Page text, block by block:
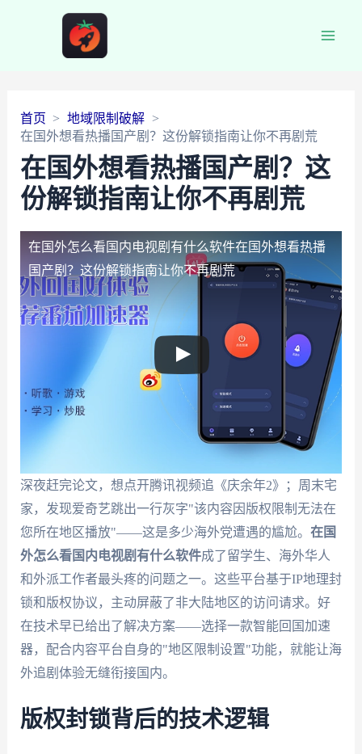
首页
地域限制破解
在国外想看热播国产剧？这份解锁指南让你不再剧荒
在国外想看热播国产剧？这
份解锁指南让你不再剧荒
在国外怎么看国内电视剧有什么软件在国外想看热播
国产剧？这份解锁指南让你不再剧荒
深夜赶完论文，想点开腾讯视频追《庆余年2》；周末宅
家，发现爱奇艺跳出一行灰字"该内容因版权限制无法在
您所在地区播放"——这是多少海外党遭遇的尴尬。 在国
外怎么看国内电视剧有什么软件成了留学生、海外华人
和外派工作者最头疼的问题之一。这些平台基于IP地理封
锁和版权协议，主动屏蔽了非大陆地区的访问请求。好
在技术早已给出了解决方案——选择一款智能回国加速
器，配合内容平台自身的"地区限制设置"功能，就能让海
外追剧体验无缝衔接国内。
版权封锁背后的技术逻辑